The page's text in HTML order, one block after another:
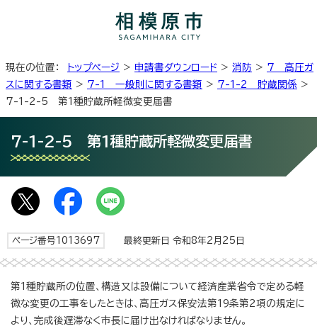
現在の位置： トップページ > 申請書ダウンロード > 消防 > 7 高圧ガ
スに関する書類 > 7-1 一般則に関する書類 > 7-1-2 貯蔵関係 >
7-1-2-5 第1種貯蔵所軽微変更届書
7-1-2-5 第1種貯蔵所軽微変更届書
ページ番号1013697 最終更新日 令和8年2月25日
第1種貯蔵所の位置、構造又は設備について経済産業省令で定める軽
微な変更の工事をしたときは、高圧ガス保安法第19条第2項の規定に
より、完成後遅滞なく市長に届け出なければなりません。